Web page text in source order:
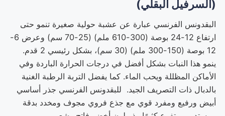
(السرفيل البقلي)
البقدونس الفرنسي عبارة عن عشبة حولية صغيرة تنمو حتى
ارتفاع 12-24 بوصة (300-610 ملم) (25-70 سم) وعرض 6-
12 بوصة (150-300 ملم) (30 سم)، بشكل رئيسي 2 قدم.
ينمو هذا النبات بشكل أفضل في درجات الحرارة الباردة وفي
الأماكن المظللة ويحب الماء. كما يفضل التربة الرطبة الغنية
بالدبال ذات التصريف الجيد. للبقدونس الفرنسي جذر أساسي
أبيض ورفيع ومفرد قوي مع جذع فروي مجوف ومخدد بدقة